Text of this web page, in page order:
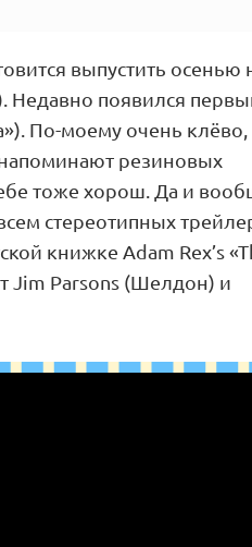
выпустить осенью
Недавно появился
По-моему очень клёво,
резиновых
тоже хорош. Да и
стереотипных
книжке Adam Rex’s
Jim Parsons (Шелдон) и